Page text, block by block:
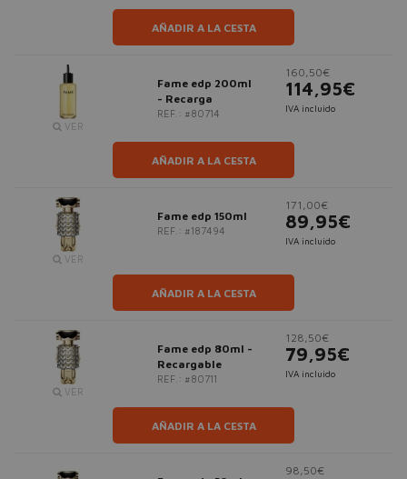
AÑADIR A LA CESTA
VER
Fame edp 200ml
- Recarga
REF.: #80714
160,50€
114,95€
IVA incluido
AÑADIR A LA CESTA
VER
Fame edp 150ml
REF.: #187494
171,00€
89,95€
IVA incluido
AÑADIR A LA CESTA
VER
Fame edp 80ml -
Recargable
REF.: #80711
128,50€
79,95€
IVA incluido
AÑADIR A LA CESTA
98,50€